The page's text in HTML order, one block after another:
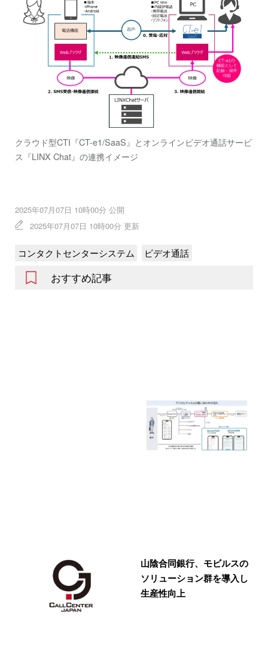
クラウド型CTI『CT-e1/SaaS』とオンラインビデオ通話サービ
ス『LINX Chat』の連携イメージ
2025年07月07日 10時00分 公開
2025年07月07日 10時00分 更新
コンタクトセンターシステム ビデオ通話
おすすめ記事
山陰合同銀行、モビルスの
ソリューション群を導入し
生産性向上